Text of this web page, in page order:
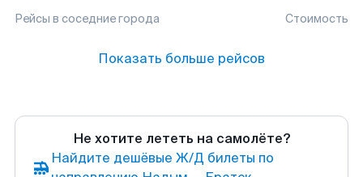
Рейсы в соседние города Стоимость
Показать больше рейсов
Не хотите лететь на самолёте?
Найдите дешёвые Ж/Д билеты по